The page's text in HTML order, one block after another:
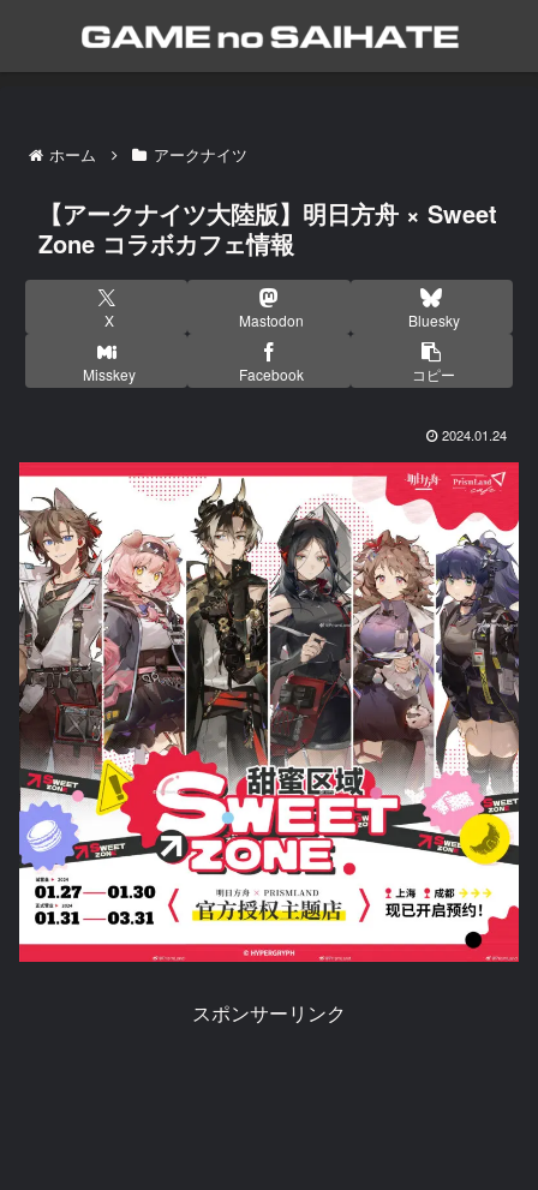
ホーム アークナイツ
【アークナイツ大陸版】明日方舟 × Sweet
Zone コラボカフェ情報
X Mastodon Bluesky
Misskey Facebook コピー
2024.01.24
スポンサーリンク